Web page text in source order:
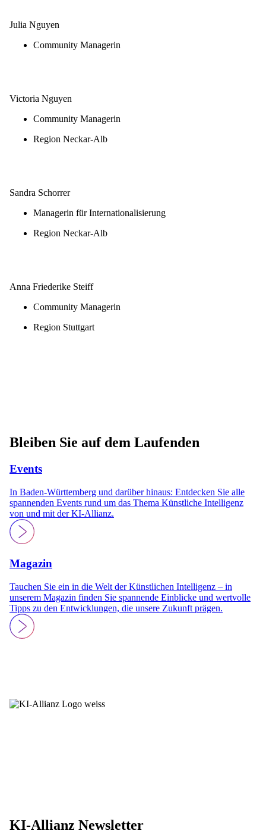
Julia Nguyen
Community Managerin
Victoria Nguyen
Community Managerin
Region Neckar-Alb
Sandra Schorrer
Managerin für Internationalisierung
Region Neckar-Alb
Anna Friederike Steiff
Community Managerin
Region Stuttgart
Bleiben Sie auf dem Laufenden
Events
In Baden-Württemberg und darüber hinaus: Entdecken Sie alle
spannenden Events rund um das Thema Künstliche Intelligenz
von und mit der KI-Allianz.
Magazin
Tauchen Sie ein in die Welt der Künstlichen Intelligenz – in
unserem Magazin finden Sie spannende Einblicke und wertvolle
Tipps zu den Entwicklungen, die unsere Zukunft prägen.
KI-Allianz Newsletter